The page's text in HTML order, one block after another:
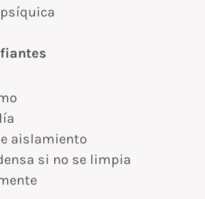
aislamiento
si no se limpia